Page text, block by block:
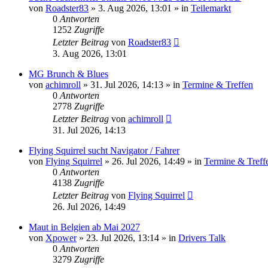
von Roadster83 » 3. Aug 2026, 13:01 » in Teilemarkt
0 Antworten
1252 Zugriffe
Letzter Beitrag von Roadster83
3. Aug 2026, 13:01
MG Brunch & Blues
von achimroll » 31. Jul 2026, 14:13 » in Termine & Treffen
0 Antworten
2778 Zugriffe
Letzter Beitrag von achimroll
31. Jul 2026, 14:13
Flying Squirrel sucht Navigator / Fahrer
von Flying Squirrel » 26. Jul 2026, 14:49 » in Termine &
0 Antworten
4138 Zugriffe
Letzter Beitrag von Flying Squirrel
26. Jul 2026, 14:49
Maut in Belgien ab Mai 2027
von Xpower» 23. Jul 2026, 13:14 » in Drivers Talk
0 Antworten
3279 Zugriffe